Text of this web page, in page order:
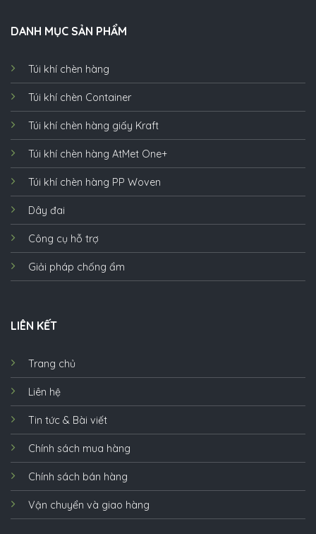
DANH MỤC SẢN PHẨM
Túi khí chèn hàng
Túi khí chèn Container
Túi khí chèn hàng giấy Kraft
Túi khí chèn hàng AtMet One+
Túi khí chèn hàng PP Woven
Dây đai
Công cụ hỗ trợ
Giải pháp chống ẩm
LIÊN KẾT
Trang chủ
Liên hệ
Tin tức & Bài viết
Chính sách mua hàng
Chính sách bán hàng
Vận chuyển và giao hàng